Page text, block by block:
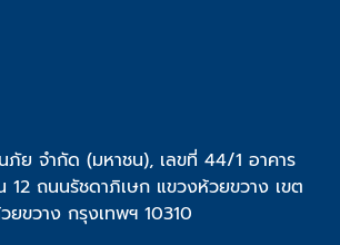
ภัย จำกัด (มหาชน), เลขที่ 44/1 อาคาร
12 ถนนรัชดาภิเษก แขวงห้วยขวาง เขต
ยขวาง กรุงเทพฯ 10310